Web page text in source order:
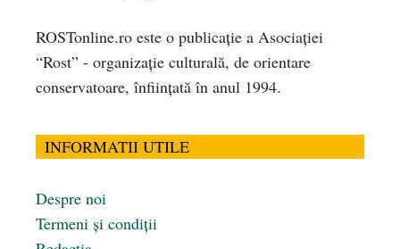
ROSTonline.ro este o publicaţie a Asociaţiei
“Rost” - organizaţie culturală, de orientare
conservatoare, înfiinţată în anul 1994.
INFORMATII UTILE
Despre noi
Termeni și condiții